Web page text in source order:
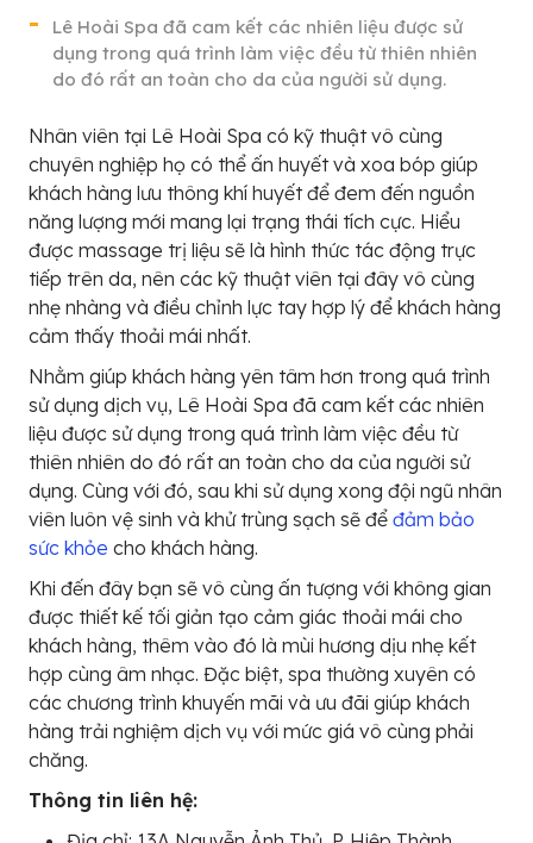
Lê Hoài Spa đã cam kết các nhiên liệu được sử
dụng trong quá trình làm việc đều từ thiên nhiên
do đó rất an toàn cho da của người sử dụng.
Nhân viên tại Lê Hoài Spa có kỹ thuật vô cùng
chuyên nghiệp họ có thể ấn huyết và xoa bóp giúp
khách hàng lưu thông khí huyết để đem đến nguồn
năng lượng mới mang lại trạng thái tích cực. Hiểu
được massage trị liệu sẽ là hình thức tác động trực
tiếp trên da, nên các kỹ thuật viên tại đây vô cùng
nhẹ nhàng và điều chỉnh lực tay hợp lý để khách hàng
cảm thấy thoải mái nhất.
Nhằm giúp khách hàng yên tâm hơn trong quá trình
sử dụng dịch vụ, Lê Hoài Spa đã cam kết các nhiên
liệu được sử dụng trong quá trình làm việc đều từ
thiên nhiên do đó rất an toàn cho da của người sử
dụng. Cùng với đó, sau khi sử dụng xong đội ngũ nhân
viên luôn vệ sinh và khử trùng sạch sẽ để đảm bảo
sức khỏe cho khách hàng.
Khi đến đây bạn sẽ vô cùng ấn tượng với không gian
được thiết kế tối giản tạo cảm giác thoải mái cho
khách hàng, thêm vào đó là mùi hương dịu nhẹ kết
hợp cùng âm nhạc. Đặc biệt, spa thường xuyên có
các chương trình khuyến mãi và ưu đãi giúp khách
hàng trải nghiệm dịch vụ với mức giá vô cùng phải
chăng.
Thông tin liên hệ: